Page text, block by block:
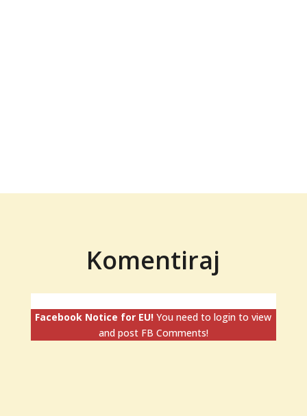
Komentiraj
Facebook Notice for EU! You need to login to view
and post FB Comments!